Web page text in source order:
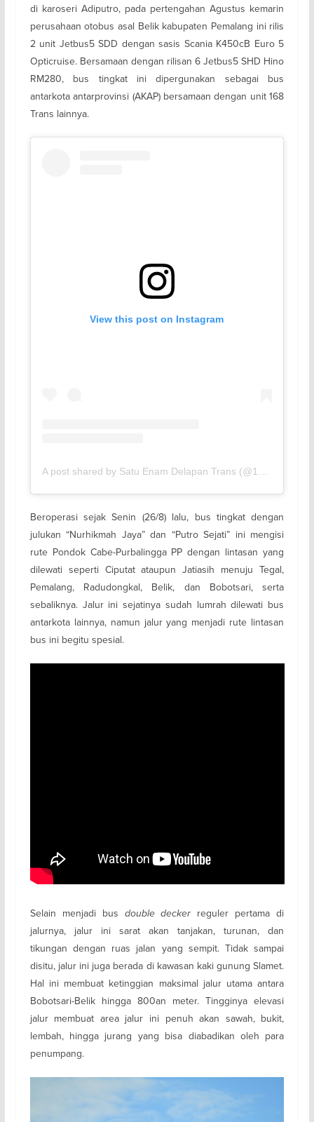
di karoseri Adiputro, pada pertengahan Agustus kemarin
perusahaan otobus asal Belik kabupaten Pemalang ini rilis
2 unit Jetbus5 SDD dengan sasis Scania K450cB Euro 5
Opticruise. Bersamaan dengan rilisan 6 Jetbus5 SHD Hino
RM280, bus tingkat ini dipergunakan sebagai bus
antarkota antarprovinsi (AKAP) bersamaan dengan unit 168
Trans lainnya.
View this post on Instagram
A post shared by Satu Enam Delapan Trans (@168trans_official)
Beroperasi sejak Senin (26/8) lalu, bus tingkat dengan
julukan “Nurhikmah Jaya” dan “Putro Sejati” ini mengisi
rute Pondok Cabe-Purbalingga PP dengan lintasan yang
dilewati seperti Ciputat ataupun Jatiasih menuju Tegal,
Pemalang, Radudongkal, Belik, dan Bobotsari, serta
sebaliknya. Jalur ini sejatinya sudah lumrah dilewati bus
antarkota lainnya, namun jalur yang menjadi rute lintasan
bus ini begitu spesial.
Selain menjadi bus double decker reguler pertama di
jalurnya, jalur ini sarat akan tanjakan, turunan, dan
tikungan dengan ruas jalan yang sempit. Tidak sampai
disitu, jalur ini juga berada di kawasan kaki gunung Slamet.
Hal ini membuat ketinggian maksimal jalur utama antara
Bobotsari-Belik hingga 800an meter. Tingginya elevasi
jalur membuat area jalur ini penuh akan sawah, bukit,
lembah, hingga jurang yang bisa diabadikan oleh para
penumpang.